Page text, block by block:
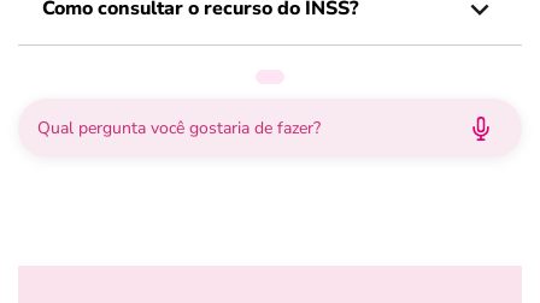
Como consultar o recurso do INSS?